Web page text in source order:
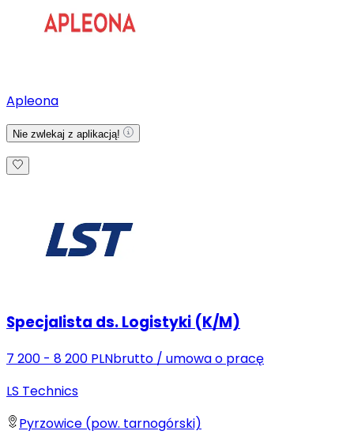
Apleona
Nie zwlekaj z aplikacją!
Specjalista ds. Logistyki (K/M)
7 200 - 8 200 PLNbrutto / umowa o pracę
LS Technics
Pyrzowice (pow. tarnogórski)